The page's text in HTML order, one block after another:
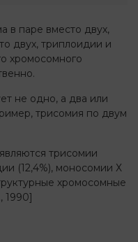
в паре вместо двух,
двух, триплоидии и
хромосомного
не одно, а два или
трисомия по двум
трисомии
(12,4%), моносомии Х
хромосомные
1990]